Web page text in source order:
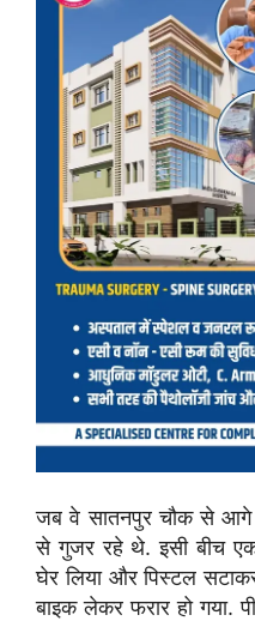
जब वे सातनपुर चौक से आगे
से गुजर रहे थे. इसी बीच एक
घेर लिया और पिस्टल
बाइक लेकर फरार हो गया.